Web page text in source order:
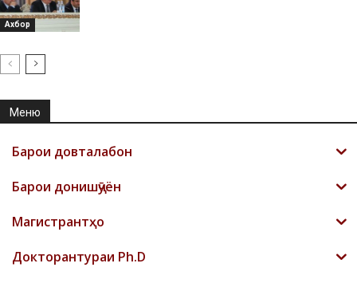
Ахбор
Меню
Барои довталабон
Барои донишҷӯён
Магистрантҳо
Докторантураи Ph.D